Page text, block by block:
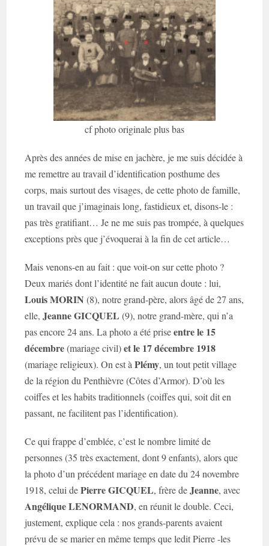
cf photo originale plus bas
Après des années de mise en jachère, je me suis décidée à
me remettre au travail d’identification posthume des
corps, mais surtout des visages, de cette photo de famille,
un travail que j’imaginais long, fastidieux et, disons-le :
pas très gratifiant… Je ne me suis pas trompée, à quelques
exceptions près que j’évoquerai à la fin de cet article…
Mais venons-en au fait : que voit-on sur cette photo ?
Deux mariés dont l’identité ne fait aucun doute : lui,
Louis MORIN (8), notre grand-père, alors âgé de 27 ans,
elle,Jeanne GICQUEL (9), notre grand-mère, qui n’a
pas encore 24 ans. La photo a été priseentre le 15
décembre(mariage civil)et le 17 décembre 1918
(mariage religieux). On est àPlémy, un tout petit village
de la région du Penthièvre (Côtes d’Armor). D’où les
coiffes et les habits traditionnels (coiffes qui, soit dit en
passant, ne facilitent pas l’identification).
Ce qui frappe d’emblée, c’est le nombre limité de
personnes (35 très exactement, dont 9 enfants), alors que
la photo d’un précédent mariage en date du 24 novembre
1918, celui dePierre GICQUEL, frère deJeanne, avec
Angélique LENORMAND, en réunit le double. Ceci,
justement, explique cela : nos grands-parents avaient
prévu de se marier en même temps que ledit Pierre -les